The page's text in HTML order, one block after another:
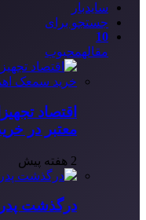
سایدبار
جستجو برای
10
مقالهمحبوب
اقتصاد
معتبر در
2 هفته پیش
درگذشت پدر